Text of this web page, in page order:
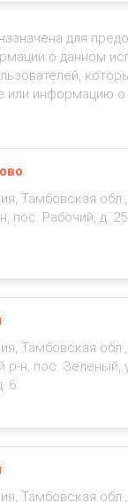
для
о данном
или информацию о
Тамбовская обл.,
пос. Рабочий, д. 25
Тамбовская обл.,
р-н, пос. Зеленый,
6
Тамбовская обл.,